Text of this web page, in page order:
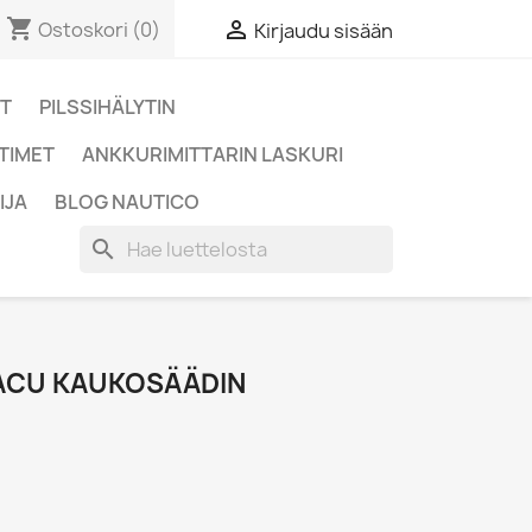
shopping_cart Ostoskori (0)  Kirjaudu sisään
PILSSIHÄLYTIN
ANKKURIMITTARIN LASKURI
BLOG NAUTICO
search
KAUKOSÄÄDIN